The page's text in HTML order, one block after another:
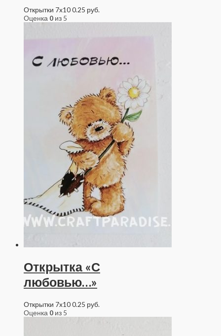
Открытки 7x100.25 руб.
Оценка 0 из 5
Открытка «С
любовью…»
Открытки 7x100.25 руб.
Оценка 0 из 5